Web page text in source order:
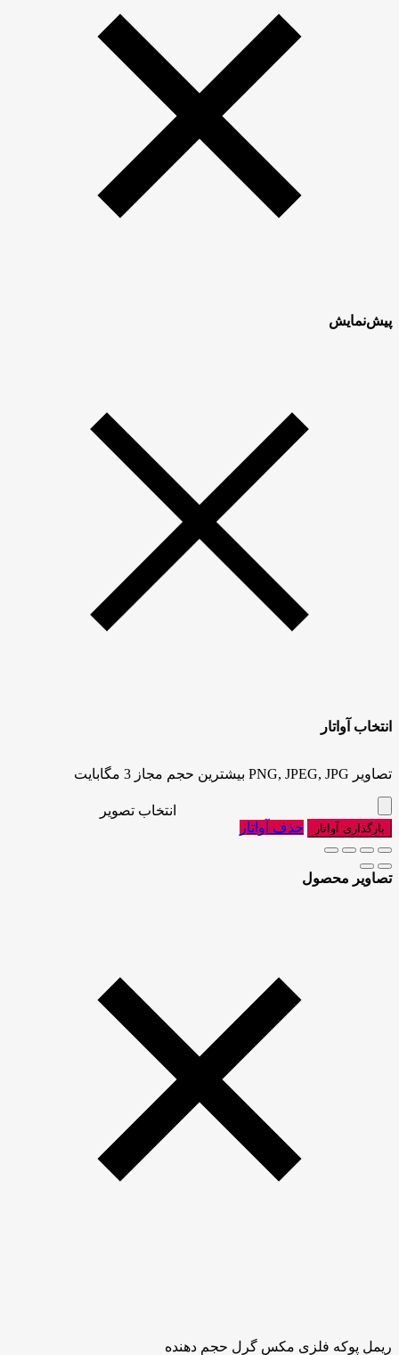
پیش‌نمایش
انتخاب آواتار
تصاویر PNG, JPEG, JPG بیشترین حجم مجاز 3 مگابایت
انتخاب تصویر
بارگذاری آواتار حذف آواتار
تصاویر محصول
ریمل پوکه فلزی مکس گرل حجم دهنده